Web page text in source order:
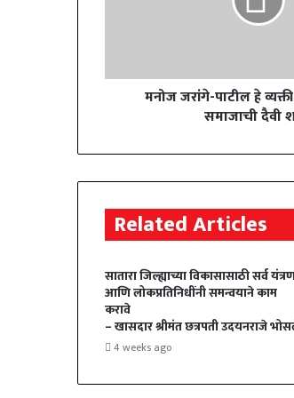
मनोज जरांगे-पाटील हे
समाजाची दैवी
Related Articles
सातारा जिल्ह्याच्या विकासासाठी सर्व
आणि लोकप्रतिनिधींनी समन्वयाने काम
करावे
– खासदार श्रीमंत छत्रपती उदयनराजे
4 weeks ago